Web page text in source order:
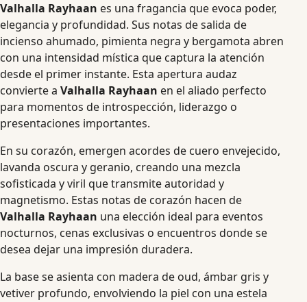
Valhalla Rayhaan es una fragancia que evoca poder,
elegancia y profundidad. Sus notas de salida de
incienso ahumado, pimienta negra y bergamota abren
con una intensidad mística que captura la atención
desde el primer instante. Esta apertura audaz
convierte a Valhalla Rayhaan en el aliado perfecto
para momentos de introspección, liderazgo o
presentaciones importantes.
En su corazón, emergen acordes de cuero envejecido,
lavanda oscura y geranio, creando una mezcla
sofisticada y viril que transmite autoridad y
magnetismo. Estas notas de corazón hacen de
Valhalla Rayhaan una elección ideal para eventos
nocturnos, cenas exclusivas o encuentros donde se
desea dejar una impresión duradera.
La base se asienta con madera de oud, ámbar gris y
vetiver profundo, envolviendo la piel con una estela